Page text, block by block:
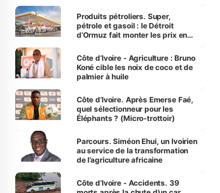
menacées
Produits pétroliers. Super,
pétrole et gasoil : le Détroit
d’Ormuz fait monter les prix en
Côte d’Ivoire - Agriculture : Bruno
Koné cible les noix de coco et de
palmier à huile
Côte d’Ivoire. Après Emerse Faé,
quel sélectionneur pour les
Éléphants ? (Micro-trottoir)
Parcours. Siméon Ehui, un Ivoirien
au service de la transformation
de l’agriculture africaine
Côte d’Ivoire - Accidents. 39